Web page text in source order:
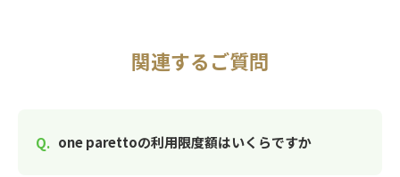
関連するご質問
one parettoの利用限度額はいくらですか